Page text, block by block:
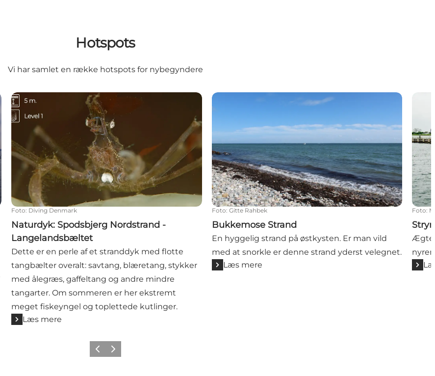
Hotspots
Vi har samlet en række hotspots for nybegyndere
Naturdyk: Spodsbjerg Nordstrand - Langelandsbæltet
Foto: Diving Denmark
Naturdyk: Spodsbjerg Nordstrand -
Langelandsbæltet
Dette er en perle af et stranddyk med flotte
tangbælter overalt: savtang, blæretang, stykker
med ålegræs, gaffeltang og andre mindre
tangarter. Om sommeren er her ekstremt
meget fiskeyngel og toplettede kutlinger.
Læs mere
Bukkemose Strand
Foto: Gitte Rahbek
Bukkemose Strand
En hyggelig strand på østkysten. Er man vild
med at snorkle er denne strand yderst velegnet.
Læs mere
Foto:
Ægte
ForrigeNæste